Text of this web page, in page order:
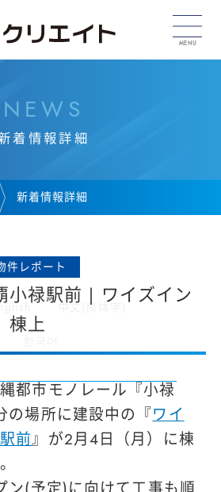
中文(简体字)
着情報詳細
N EWS
新着情報詳細
件レポート
小禄駅前 | ワイズイン
上
都市モノレール『小禄
の場所に建設中の『ワイ
前』が2月4日（月）に棟